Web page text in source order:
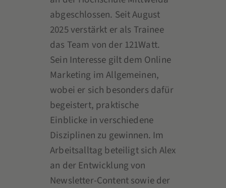
abgeschlossen. Seit August
2025 verstärkt er als Trainee
das Team von der 121Watt.
Sein Interesse gilt dem Online
Marketing im Allgemeinen,
wobei er sich besonders dafür
begeistert, praktische
Einblicke in verschiedene
Disziplinen zu gewinnen. Im
Arbeitsalltag beteiligt sich Alex
an der Entwicklung von
Newsletter-Content sowie der